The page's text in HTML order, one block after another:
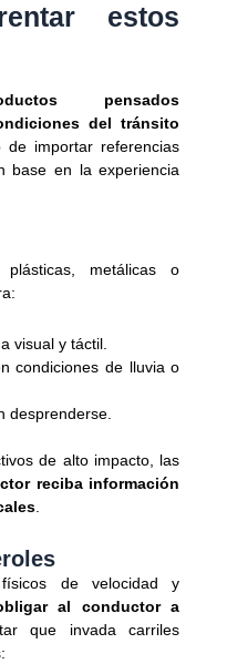
estos
pensados
del tránsito
importar referencias
base en la experiencia
metálicas o
visual y táctil.
condiciones de lluvia o
desprenderse.
de alto impacto, las
reciba información
.
de velocidad y
al conductor a
que invada carriles